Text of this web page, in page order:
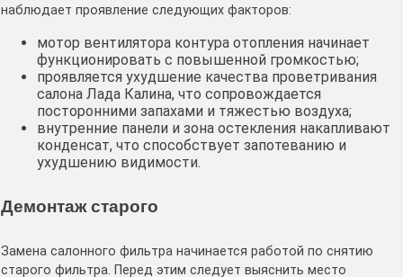
наблюдает проявление следующих факторов:
мотор вентилятора контура отопления начинает
функционировать с повышенной громкостью;
проявляется ухудшение качества проветривания
салона Лада Калина, что сопровождается
посторонними запахами и тяжестью воздуха;
внутренние панели и зона остекления накапливают
конденсат, что способствует запотеванию и
ухудшению видимости.
Демонтаж старого
Замена салонного фильтра начинается работой по снятию
старого фильтра. Перед этим следует выяснить место